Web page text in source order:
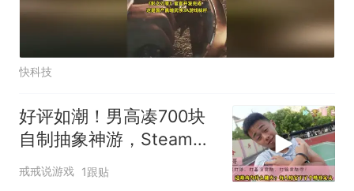
快科技
好评如潮！男高凑700块
自制抽象神游，Steam玩
家直接笑疯
戒戒说游戏 1跟贴